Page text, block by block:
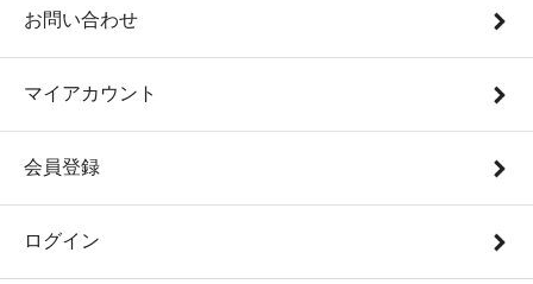
お問い合わせ
マイアカウント
会員登録
ログイン